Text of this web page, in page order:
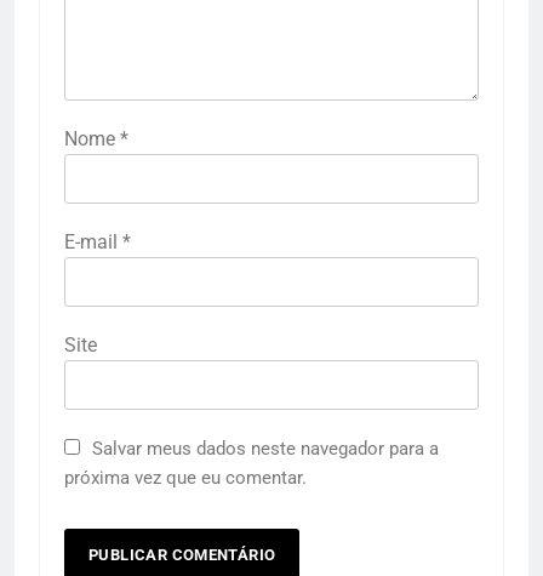
Nome *
E-mail *
Site
Salvar meus dados neste navegador para a
próxima vez que eu comentar.